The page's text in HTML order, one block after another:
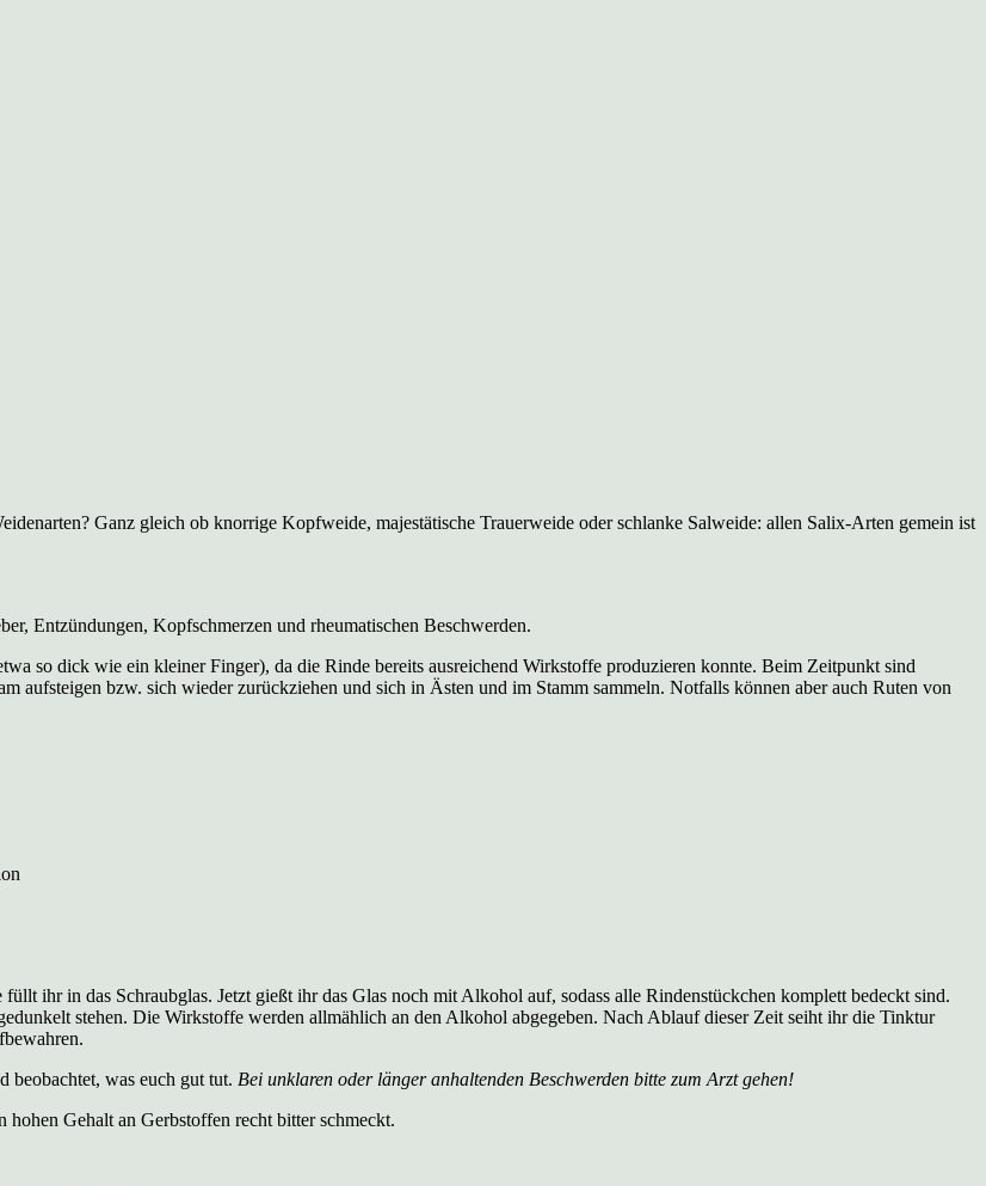
Ganz gleich ob knorrige Kopfweide, majestätische Trauerweide oder schlanke Salweide: allen Salix-Arten gemein ist
Entzündungen, Kopfschmerzen und rheumatischen Beschwerden.
so dick wie ein kleiner Finger), da die Rinde bereits ausreichend Wirkstoffe produzieren konnte. Beim Zeitpunkt sind
aufsteigen bzw. sich wieder zurückziehen und sich in Ästen und im Stamm sammeln. Notfalls können aber auch Ruten von
ihr in das Schraubglas. Jetzt gießt ihr das Glas noch mit Alkohol auf, sodass alle Rindenstückchen komplett bedeckt sind.
stehen. Die Wirkstoffe werden allmählich an den Alkohol abgegeben. Nach Ablauf dieser Zeit seiht ihr die Tinktur
was euch gut tut. Bei unklaren oder länger anhaltenden Beschwerden bitte zum Arzt gehen!
Gehalt an Gerbstoffen recht bitter schmeckt.